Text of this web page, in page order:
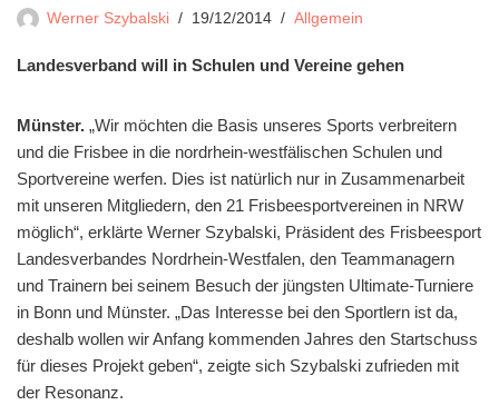
Werner Szybalski 19/12/2014 Allgemein
Landesverband will in Schulen und Vereine gehen
Münster. „Wir möchten die Basis unseres Sports verbreitern
und die Frisbee in die nordrhein-westfälischen Schulen und
Sportvereine werfen. Dies ist natürlich nur in Zusammenarbeit
mit unseren Mitgliedern, den 21 Frisbeesportvereinen in NRW
möglich“, erklärte Werner Szybalski, Präsident des Frisbeesport
Landesverbandes Nordrhein-Westfalen, den Teammanagern
und Trainern bei seinem Besuch der jüngsten Ultimate-Turniere
in Bonn und Münster. „Das Interesse bei den Sportlern ist da,
deshalb wollen wir Anfang kommenden Jahres den Startschuss
für dieses Projekt geben“, zeigte sich Szybalski zufrieden mit
der Resonanz.